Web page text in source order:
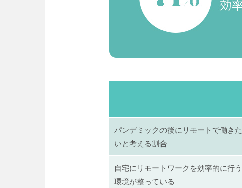
パンデミックの後にリモートで働きた
いと考える割合
自宅にリモートワークを効率的に行う
環境が整っている